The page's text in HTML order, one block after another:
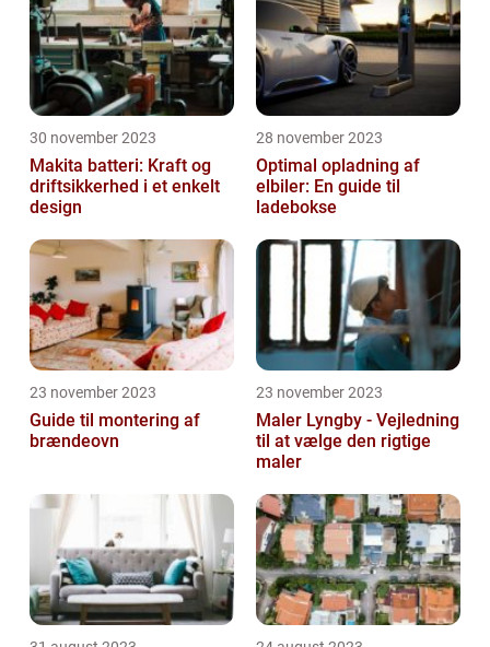
30 november 2023
Makita batteri: Kraft og
driftsikkerhed i et enkelt
design
28 november 2023
Optimal opladning af
elbiler: En guide til
ladebokse
23 november 2023
Guide til montering af
brændeovn
23 november 2023
Maler Lyngby - Vejledning
til at vælge den rigtige
maler